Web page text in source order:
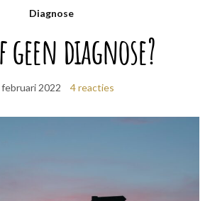
Diagnose
geen diagnose?
februari 2022 4 reacties